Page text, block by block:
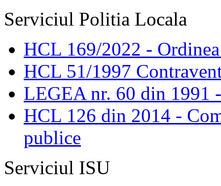
Serviciul Politia Locala
HCL 169/2022 -
HCL 51/1997
LEGEA nr. 60 din 1991
HCL 126 din 2014 -
publice
Serviciul ISU